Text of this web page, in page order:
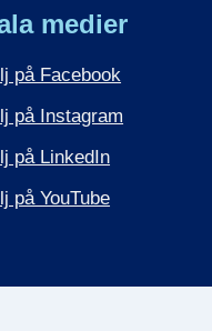
medier
på Facebook
på Instagram
på LinkedIn
på YouTube